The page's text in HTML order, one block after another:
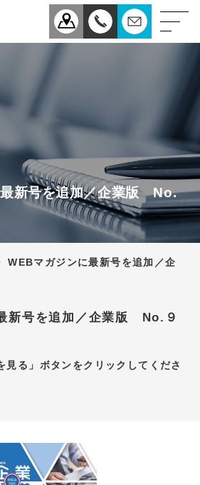
ついて
ス感染症
新号を追加／企業版 No.
WEBマガジンに最新号を追加／企
新号を追加／企業版 No.９
見る」ボタンをクリックしてくださ